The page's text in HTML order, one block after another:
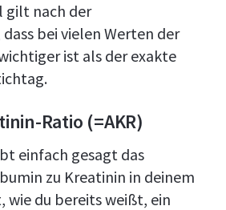
gilt nach der
bei vielen Werten der
ist als der exakte
Ratio (=AKR)
einfach gesagt das
zu Kreatinin in deinem
wie du bereits weißt, ein